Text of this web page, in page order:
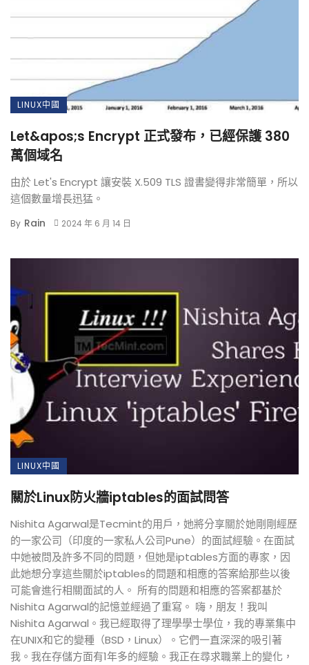
LINUX中國
Let&apos;s Encrypt 正式發布，已經保護 380
萬個域名
由於 Let's Encrypt 讓安裝 X.509 TLS 證書變得非常簡單，所以
這個數量增長迅猛。
By Rain 2024 年 6 月 14 日
LINUX中國
關於Linux防火牆iptables的面試問答
Nishita Agarwal是Tecmint的用戶，她將分享關於她剛剛經歷
的一家公司（印度的一家私人公司Pune）的面試經驗。在面試
中她被問及許多不同的問題，但她是iptables方面的專家，因
此她想分享這些關於iptables的問題和相應的答案給那些以後
可能會進行相關面試的人。 所有的問題和相應的答案都基於
Nishita Agarwal的記憶並經過了重寫。 嗨，朋友！我叫
Nishita Agarwal。我已經取得了理學學士學位，我的專業集中
在UNIX和它的變種（BSD，Linux）。它們一直深深的吸引著
我。我在存儲方面有1年多的經驗。我正在尋求職業上的變化，